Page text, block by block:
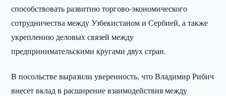
способствовать развитию торгово-экономического
сотрудничества между Узбекистаном и Сербией, а также
укреплению деловых связей между
предпринимательскими кругами двух стран.
В посольстве выразили уверенность, что Владимир Рибич
внесет вклад в расширение взаимодействия между